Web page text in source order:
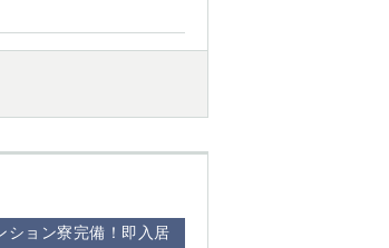
ション寮完備！即入居